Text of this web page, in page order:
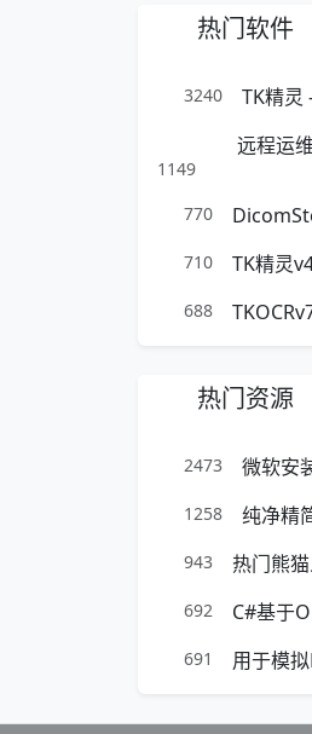
热门软件
3240 TK精灵
1149
770
710 TK精灵
688
热门资源
2473 微软安
1258 纯净精
943 热门熊
692 C#基于
691 用于模